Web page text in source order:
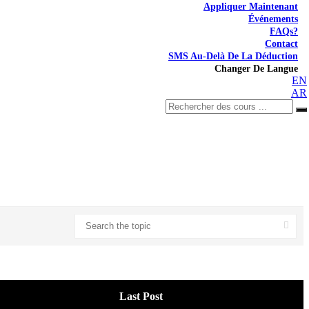
Appliquer Maintenant
Événements
FAQs?
Contact
SMS Au-Delà De La Déduction
Changer De Langue
EN
AR
Last Post